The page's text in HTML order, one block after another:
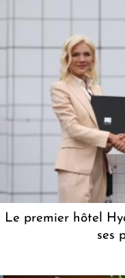
Le premier hôtel
ses